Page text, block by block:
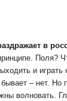
в
Поля?
и играть
– нет. Но
волновать.